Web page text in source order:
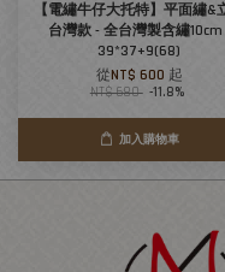
【電繡牛仔大托特】平面繡&
台灣款 - 全台灣製含繡10cm
39*37+9(68)
從NT$ 600 起
NT$ 680 -11.8%
加入購物車